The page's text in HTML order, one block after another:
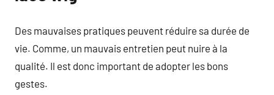
Des mauvaises pratiques peuvent réduire sa durée de
vie. Comme, un mauvais entretien peut nuire à la
qualité. Il est donc important de adopter les bons
gestes.